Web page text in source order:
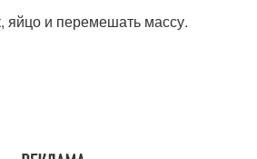
яйцо и перемешать массу.